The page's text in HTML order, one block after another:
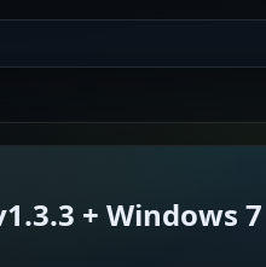
+ Windows